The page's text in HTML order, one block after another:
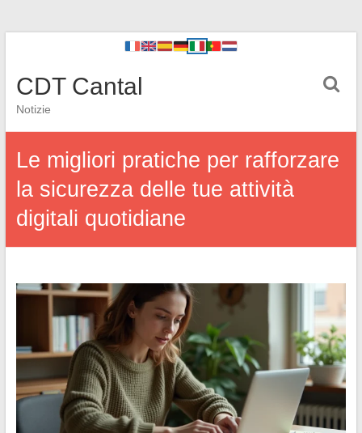
CDT Cantal
Notizie
Le migliori pratiche per rafforzare
la sicurezza delle tue attività
digitali quotidiane